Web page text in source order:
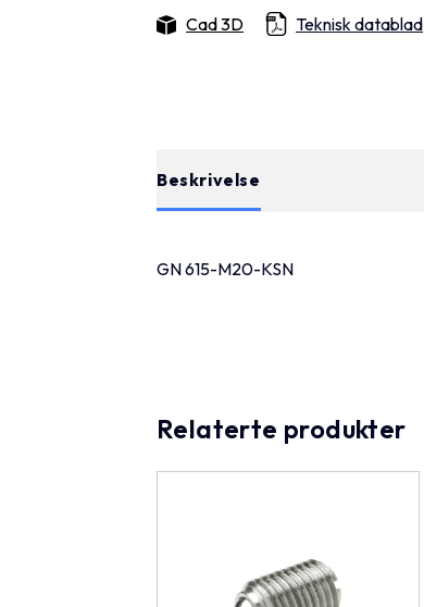
Cad 3D Teknisk datablad
Beskrivelse
GN 615-M20-KSN
Relaterte produkter